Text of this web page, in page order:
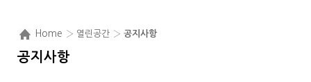
Home › 열린공간 › 공지사항
공지사항